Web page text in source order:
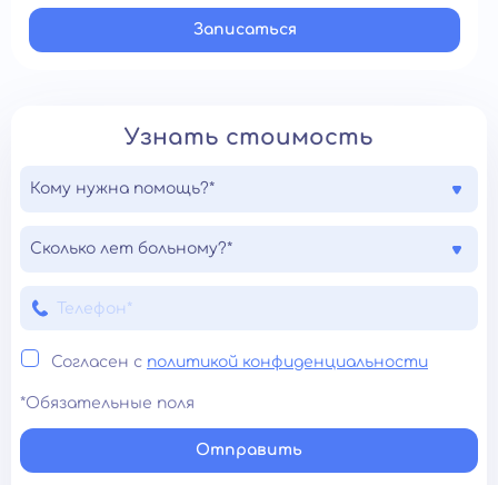
Записатьcя
Узнать стоимость
Кому нужна помощь?*
Сколько лет больному?*
Согласен с политикой конфиденциальности
*Обязательные поля
Отправить